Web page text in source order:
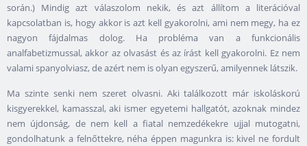
során.) Mindig azt válaszolom nekik, és azt állítom a literációval
kapcsolatban is, hogy akkor is azt kell gyakorolni, ami nem megy, ha ez
nagyon fájdalmas dolog. Ha probléma van a funkcionális
analfabetizmussal, akkor az olvasást és az írást kell gyakorolni. Ez nem
valami spanyolviasz, de azért nem is olyan egyszerű, amilyennek látszik.
Ma szinte senki nem szeret olvasni. Aki találkozott már iskoláskorú
kisgyerekkel, kamasszal, aki ismer egyetemi hallgatót, azoknak mindez
nem újdonság, de nem kell a fiatal nemzedékekre ujjal mutogatni,
gondolhatunk a felnőttekre, néha éppen magunkra is: kivel ne fordult